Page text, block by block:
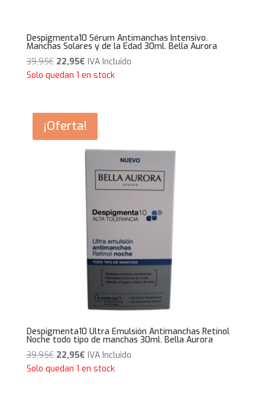
Despigmenta10 Sérum Antimanchas Intensivo.
Manchas Solares y de la Edad 30ml. Bella Aurora
39,95€ El
precio
39,95€.
22,95€El
precio
22,95€.
IVA Incluido
Solo quedan 1 en stock
¡Oferta!
Despigmenta10 Ultra Emulsión Antimanchas Retinol
Noche todo tipo de manchas 30ml. Bella Aurora
39,95€ El
precio
22,95€El
precio
IVA Incluido
Solo quedan 1 en stock